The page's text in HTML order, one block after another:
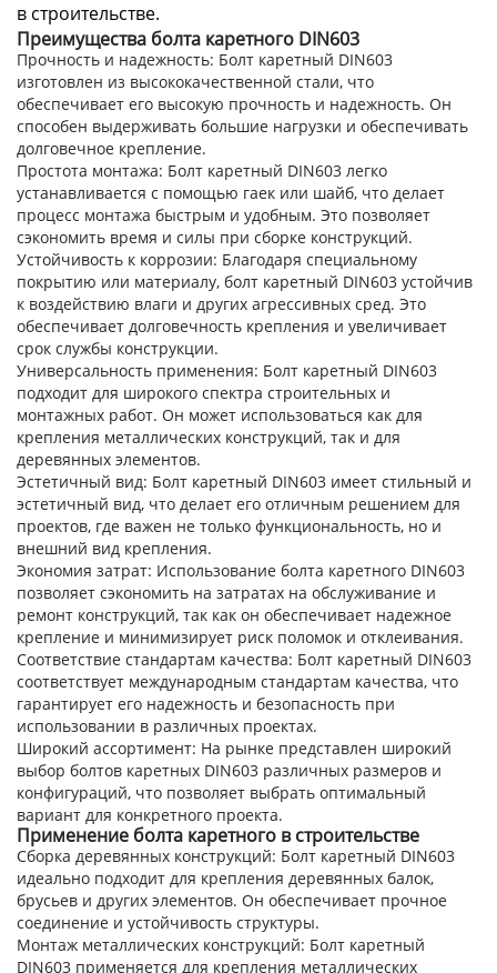
в строительстве.
Преимущества болта каретного DIN603
Прочность и надежность: Болт каретный DIN603
изготовлен из высококачественной стали, что
обеспечивает его высокую прочность и надежность. Он
способен выдерживать большие нагрузки и обеспечивать
долговечное крепление.
Простота монтажа: Болт каретный DIN603 легко
устанавливается с помощью гаек или шайб, что делает
процесс монтажа быстрым и удобным. Это позволяет
сэкономить время и силы при сборке конструкций.
Устойчивость к коррозии: Благодаря специальному
покрытию или материалу, болт каретный DIN603 устойчив
к воздействию влаги и других агрессивных сред. Это
обеспечивает долговечность крепления и увеличивает
срок службы конструкции.
Универсальность применения: Болт каретный DIN603
подходит для широкого спектра строительных и
монтажных работ. Он может использоваться как для
крепления металлических конструкций, так и для
деревянных элементов.
Эстетичный вид: Болт каретный DIN603 имеет стильный и
эстетичный вид, что делает его отличным решением для
проектов, где важен не только функциональность, но и
внешний вид крепления.
Экономия затрат: Использование болта каретного DIN603
позволяет сэкономить на затратах на обслуживание и
ремонт конструкций, так как он обеспечивает надежное
крепление и минимизирует риск поломок и отклеивания.
Соответствие стандартам качества: Болт каретный DIN603
соответствует международным стандартам качества, что
гарантирует его надежность и безопасность при
использовании в различных проектах.
Широкий ассортимент: На рынке представлен широкий
выбор болтов каретных DIN603 различных размеров и
конфигураций, что позволяет выбрать оптимальный
вариант для конкретного проекта.
Применение болта каретного в строительстве
Сборка деревянных конструкций: Болт каретный DIN603
идеально подходит для крепления деревянных балок,
брусьев и других элементов. Он обеспечивает прочное
соединение и устойчивость структуры.
Монтаж металлических конструкций: Болт каретный
DIN603 применяется для крепления металлических